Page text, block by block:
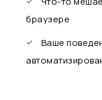
браузере
Ваше